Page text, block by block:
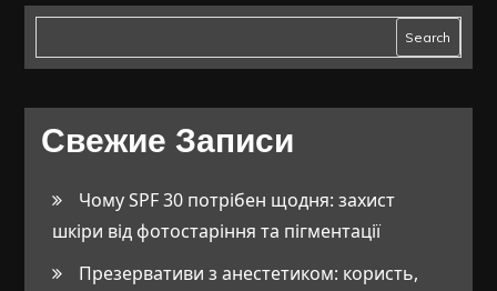
Search
Свежие Записи
Чому SPF 30 потрібен щодня: захист
шкіри від фотостаріння та пігментації
Презервативи з анестетиком: користь,